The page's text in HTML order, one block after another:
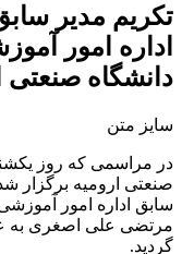
تکریم مدیر
اداره امور
دانشگاه صنعتی
سایز متن
صنعتی ارومیه برگزار
سابق اداره امور
مرتضی علی اصغری به
گردید.